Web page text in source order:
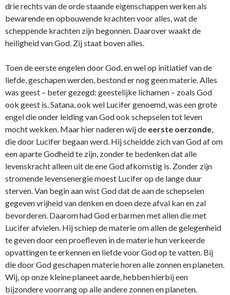
drie rechts van de orde staande eigenschappen werken als
bewarende en opbouwende krachten voor alles, wat de
scheppende krachten zijn begonnen. Daarover waakt de
heiligheid van God. Zij staat boven alles.
Toen de eerste engelen door God. en wel op initiatief van de
liefde, geschapen werden, bestond er nog geen materie. Alles
was geest – beter gezegd: geestelijke lichamen – zoals God
ook geest is. Satana, ook wel Lucifer genoemd, was een grote
engel die onder leiding van God ook schepselen tot leven
mocht wekken. Maar hier naderen wij de eerste oerzonde,
die door Lucifer begaan werd. Hij scheidde zich van God af om
een aparte Godheid te zijn, zonder te bedenken dat alle
levenskracht alleen uit de ene God afkomstig is. Zonder zijn
stromende levensenergie moest Lucifer op de lange duur
sterven. Van begin aan wist God dat de aan de schepselen
gegeven vrijheid van denken en doen deze afval kan en zal
bevorderen. Daarom had God erbarmen met allen die met
Lucifer afvielen. Hij schiep de materie om allen de gelegenheid
te geven door een proefleven in de materie hun verkeerde
opvattingen te erkennen en liefde voor God op te vatten. Bij
die door God geschapen materie horen alle zonnen en planeten.
Wij, op onze kleine planeet aarde, hebben hierbij een
bijzondere voorrang op alle andere zonnen en planeten.